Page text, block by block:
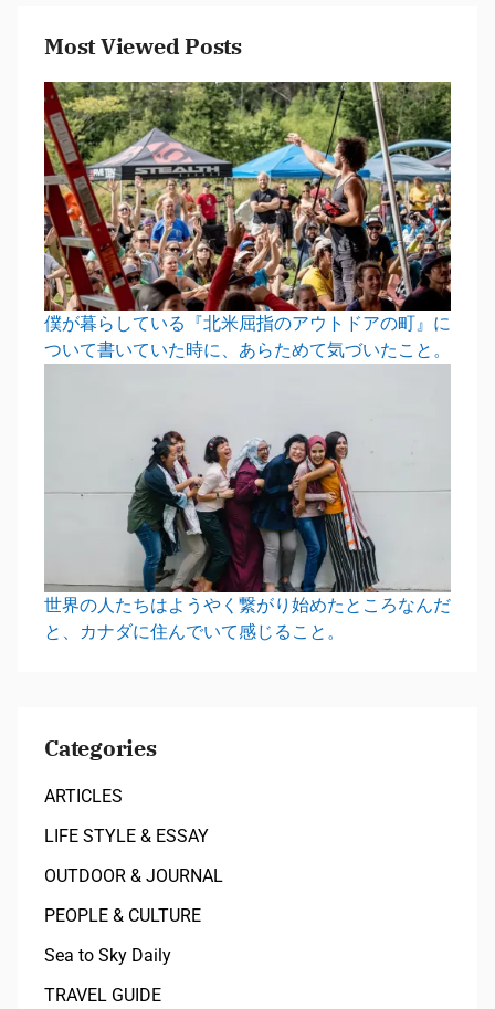
Most Viewed Posts
僕が暮らしている『北米屈指のアウトドアの町』に
ついて書いていた時に、あらためて気づいたこと。
世界の人たちはようやく繋がり始めたところなんだ
と、カナダに住んでいて感じること。
Categories
ARTICLES
LIFE STYLE & ESSAY
OUTDOOR & JOURNAL
PEOPLE & CULTURE
Sea to Sky Daily
TRAVEL GUIDE